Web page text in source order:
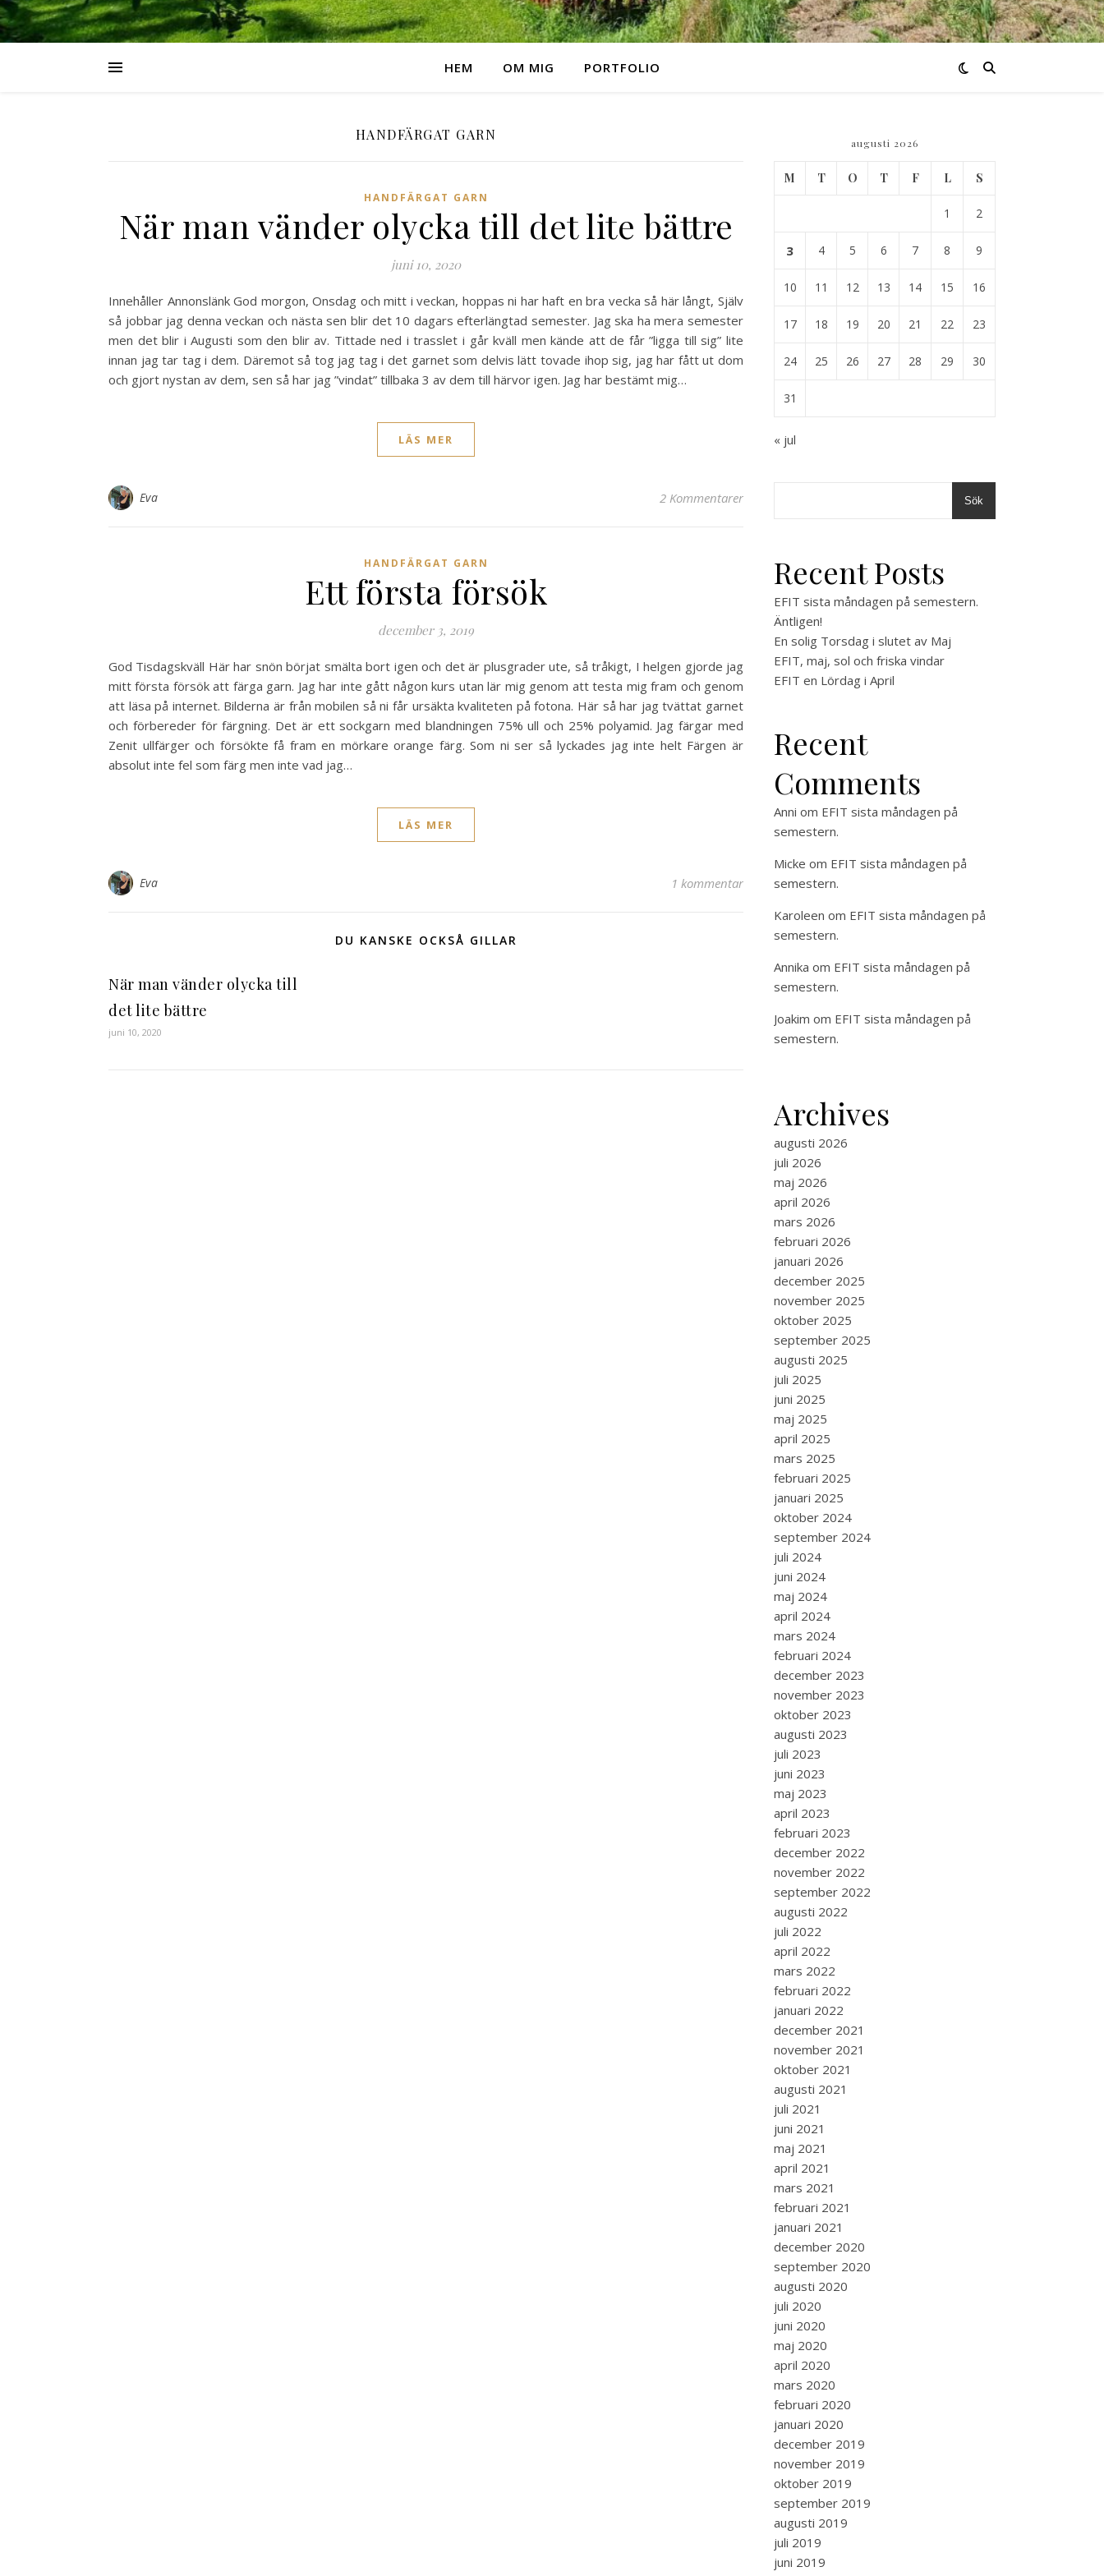
HEM OM MIG PORTFOLIO
HANDFÄRGAT GARN
HANDFÄRGAT GARN
När man vänder olycka till det lite bättre
juni 10, 2020
Innehåller Annonslänk God morgon, Onsdag och mitt i veckan, hoppas ni har haft en bra vecka så här långt, Själv
så jobbar jag denna veckan och nästa sen blir det 10 dagars efterlängtad semester. Jag ska ha mera semester
men det blir i Augusti som den blir av. Tittade ned i trasslet i går kväll men kände att de får ”ligga till sig” lite
innan jag tar tag i dem. Däremot så tog jag tag i det garnet som delvis lätt tovade ihop sig, jag har fått ut dom
och gjort nystan av dem, sen så har jag ”vindat” tillbaka 3 av dem till härvor igen. Jag har bestämt mig…
LÄS MER
Eva 2 Kommentarer
HANDFÄRGAT GARN
Ett första försök
december 3, 2019
God Tisdagskväll Här har snön börjat smälta bort igen och det är plusgrader ute, så tråkigt, I helgen gjorde jag
mitt första försök att färga garn. Jag har inte gått någon kurs utan lär mig genom att testa mig fram och genom
att läsa på internet. Bilderna är från mobilen så ni får ursäkta kvaliteten på fotona. Här så har jag tvättat garnet
och förbereder för färgning. Det är ett sockgarn med blandningen 75% ull och 25% polyamid. Jag färgar med
Zenit ullfärger och försökte få fram en mörkare orange färg. Som ni ser så lyckades jag inte helt Färgen är
absolut inte fel som färg men inte vad jag…
LÄS MER
Eva 1 kommentar
DU KANSKE OCKSÅ GILLAR
När man vänder olycka till
det lite bättre
juni 10, 2020
augusti 2026
M T O T F L S
1 2
3 4 5 6 7 8 9
10 11 12 13 14 15 16
17 18 19 20 21 22 23
24 25 26 27 28 29 30
31
« jul
Sök
Recent Posts
EFIT sista måndagen på semestern.
Äntligen!
En solig Torsdag i slutet av Maj
EFIT, maj, sol och friska vindar
EFIT en Lördag i April
Recent
Comments
Anni om EFIT sista måndagen på
semestern.
Micke om EFIT sista måndagen på
semestern.
Karoleen om EFIT sista måndagen på
semestern.
Annika om EFIT sista måndagen på
semestern.
Joakim om EFIT sista måndagen på
semestern.
Archives
augusti 2026
juli 2026
maj 2026
april 2026
mars 2026
februari 2026
januari 2026
december 2025
november 2025
oktober 2025
september 2025
augusti 2025
juli 2025
juni 2025
maj 2025
april 2025
mars 2025
februari 2025
januari 2025
oktober 2024
september 2024
juli 2024
juni 2024
maj 2024
april 2024
mars 2024
februari 2024
december 2023
november 2023
oktober 2023
augusti 2023
juli 2023
juni 2023
maj 2023
april 2023
februari 2023
december 2022
november 2022
september 2022
augusti 2022
juli 2022
april 2022
mars 2022
februari 2022
januari 2022
december 2021
november 2021
oktober 2021
augusti 2021
juli 2021
juni 2021
maj 2021
april 2021
mars 2021
februari 2021
januari 2021
december 2020
september 2020
augusti 2020
juli 2020
juni 2020
maj 2020
april 2020
mars 2020
februari 2020
januari 2020
december 2019
november 2019
oktober 2019
september 2019
augusti 2019
juli 2019
juni 2019